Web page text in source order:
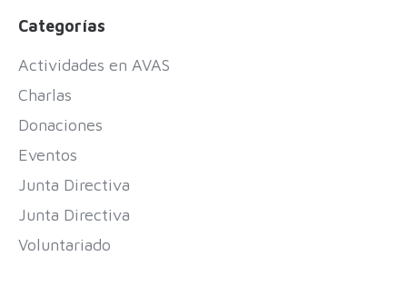
Categorías
Actividades en AVAS
Charlas
Donaciones
Eventos
Junta Directiva
Junta Directiva
Voluntariado